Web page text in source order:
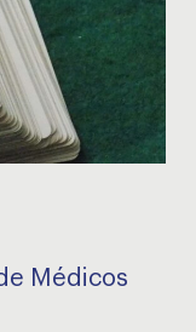
Médicos